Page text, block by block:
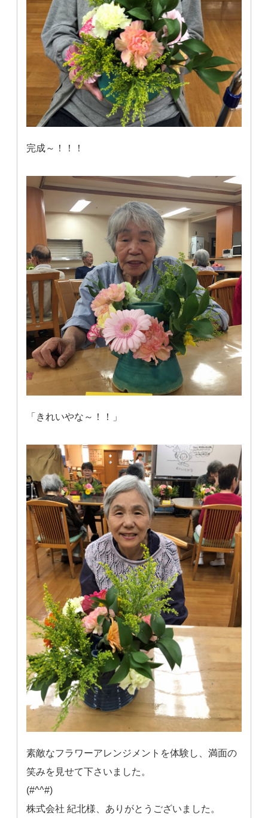
完成～！！！
「きれいやな～！！」
素敵なフラワーアレンジメントを体験し、満面の
笑みを見せて下さいました。
(#^^#)
株式会社 紀北様、ありがとうございました。